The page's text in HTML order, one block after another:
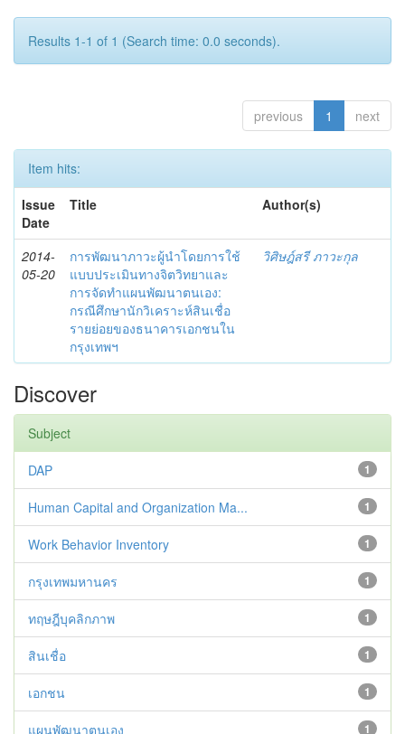
Results 1-1 of 1 (Search time: 0.0 seconds).
previous 1 next
Item hits:
Issue
Date
Title Author(s)
2014-
05-20
การพัฒนาภาวะผู้นำโดยการใช้
แบบประเมินทางจิตวิทยาและ
การจัดทำแผนพัฒนาตนเอง:
กรณีศึกษานักวิเคราะห์สินเชื่อ
รายย่อยของธนาคารเอกชนใน
กรุงเทพฯ
วิศิษฎ์สรี ภาวะกุล
Discover
Subject
1
DAP
1
Human Capital and Organization Ma...
1
Work Behavior Inventory
1
กรุงเทพมหานคร
1
ทฤษฎีบุคลิกภาพ
1
สินเชื่อ
1
เอกชน
1
แผนพัฒนาตนเอง